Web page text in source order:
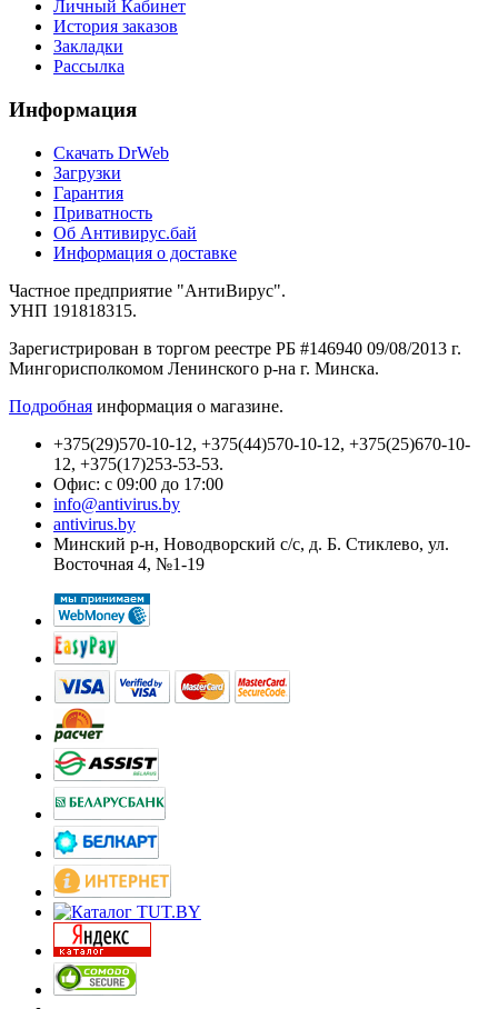
Личный Кабинет
История заказов
Закладки
Рассылка
Информация
Cкачать DrWeb
Загрузки
Гарантия
Приватность
Об Антивирус.бай
Информация о доставке
Частное предприятие "АнтиВирус".
УНП 191818315.
Зарегистрирован в торгом реестре РБ #146940 09/08/2013 г.
Мингорисполкомом Ленинского р-на г. Минска.
Подробная информация о магазине.
+375(29)570-10-12, +375(44)570-10-12, +375(25)670-10-
12, +375(17)253-53-53.
Офис: с 09:00 до 17:00
info@antivirus.by
antivirus.by
Минский р-н, Новодворский с/с, д. Б. Стиклево, ул.
Восточная 4, №1-19